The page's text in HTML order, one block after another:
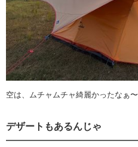
空は、ムチャムチャ綺麗かったなぁ〜
デザートもあるんじゃ